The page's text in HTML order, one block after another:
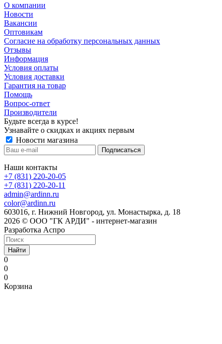
О компании
Новости
Вакансии
Оптовикам
Cогласие на обработку персональных данных
Отзывы
Информация
Условия оплаты
Условия доставки
Гарантия на товар
Помощь
Вопрос-ответ
Производители
Будьте всегда в курсе!
Узнавайте о скидках и акциях первым
Новости магазина
Наши контакты
+7 (831) 220-20-05
+7 (831) 220-20-11
admin@ardinn.ru
color@ardinn.ru
603016, г. Нижний Новгород, ул. Монастырка, д. 18
2026 © ООО "ГК АРДИ" - интернет-магазин
Разработка Аспро
Найти
0
0
0
Корзина